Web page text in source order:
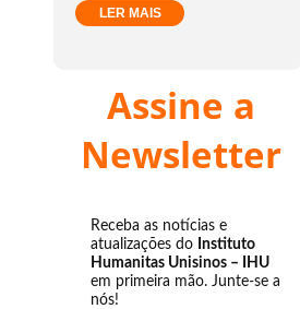
LER MAIS
Assine a
Newsletter
Receba as notícias e
atualizações do Instituto
Humanitas Unisinos – IHU
em primeira mão. Junte-se a
nós!